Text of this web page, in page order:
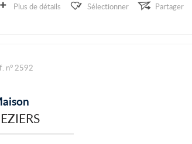
Plus de détails
Sélectionner Partager
n° 2592